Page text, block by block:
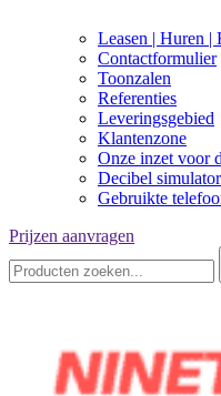
Leasen | Huren |
Contactformulier
Toonzalen
Referenties
Leveringsgebied
Klantenzone
Onze inzet voor
Decibel
Gebruikte
Prijzen aanvragen